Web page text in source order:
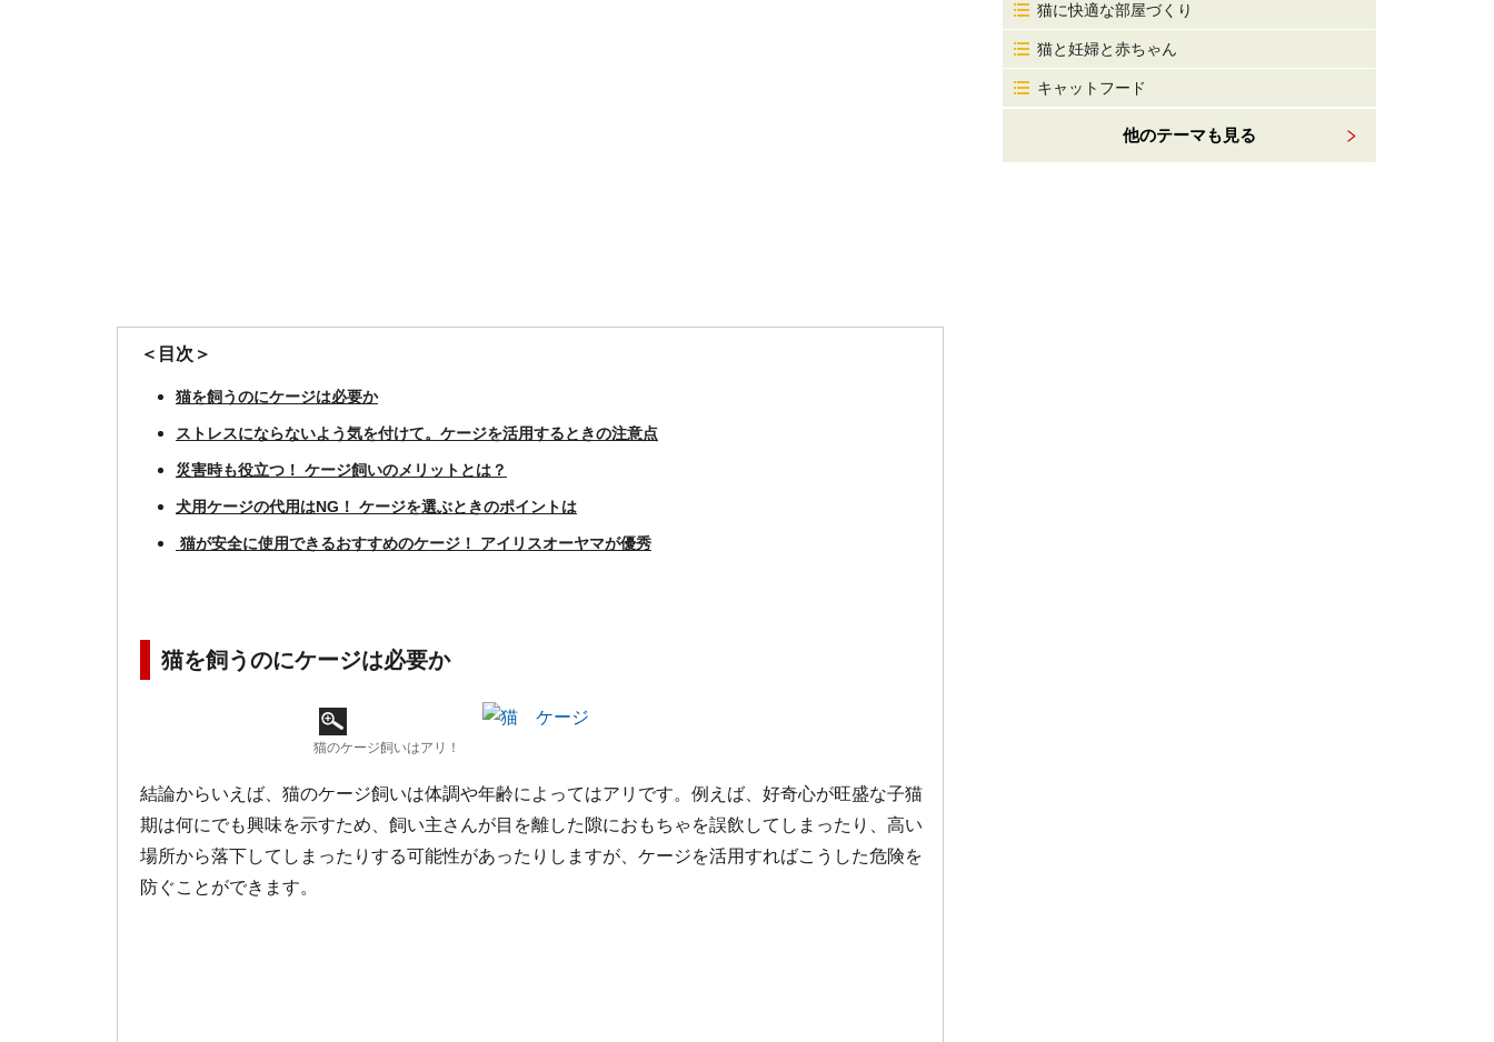
＜目次＞
猫を飼うのにケージは必要か
ストレスにならないよう気を付けて。ケージを活用するときの注意点
災害時も役立つ！ ケージ飼いのメリットとは？
犬用ケージの代用はNG！ ケージを選ぶときのポイントは
猫が安全に使用できるおすすめのケージ！ アイリスオーヤマが優秀
猫を飼うのにケージは必要か
猫のケージ飼いはアリ！
結論からいえば、猫のケージ飼いは体調や年齢によってはアリです。例えば、好奇心が旺盛な子猫
期は何にでも興味を示すため、飼い主さんが目を離した隙におもちゃを誤飲してしまったり、高い
場所から落下してしまったりする可能性があったりしますが、ケージを活用すればこうした危険を
防ぐことができます。
猫に快適な部屋づくり
猫と妊婦と赤ちゃん
キャットフード
他のテーマも見る